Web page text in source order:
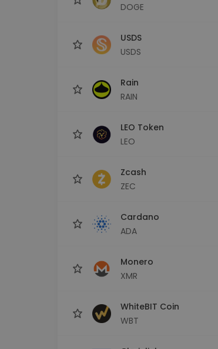
DOGE
USDS
USDS
Rain
RAIN
LEO Token
LEO
Zcash
ZEC
Cardano
ADA
Monero
XMR
WhiteBIT Coin
WBT